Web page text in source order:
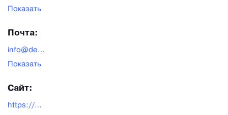
Показать
Почта:
info@delorascenter.ru
Показать
Сайт:
https://delorascenter.ru/